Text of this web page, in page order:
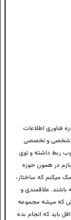
فناوری اطلاعات
شخصی و تخصصی
وب ربط داشته و توی
در همون حوزه
میکنم که ساختار،
علاقمندی و
که میشه مجموعه
باید که انجام بده